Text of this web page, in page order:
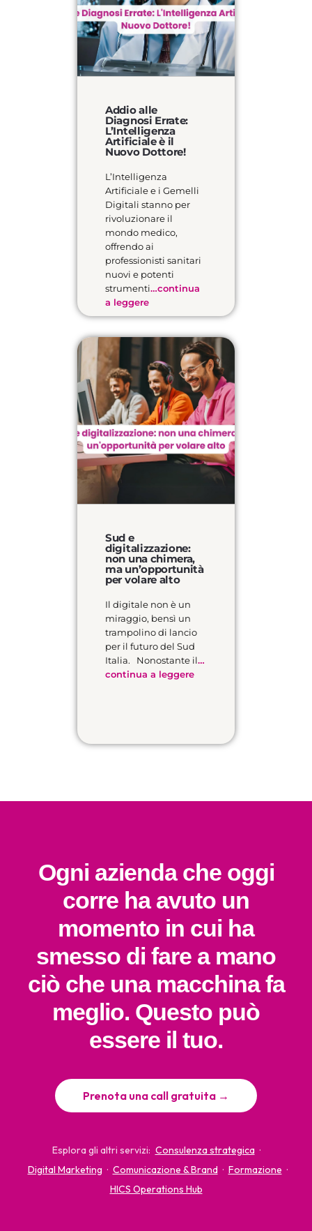
Addio alle
Diagnosi Errate:
L’Intelligenza
Artificiale è il
Nuovo Dottore!
L’Intelligenza
Artificiale e i Gemelli
Digitali stanno per
rivoluzionare il
mondo medico,
offrendo ai
professionisti sanitari
nuovi e potenti
strumenti…continua
a leggere
Sud e
digitalizzazione:
non una chimera,
ma un’opportunità
per volare alto
Il digitale non è un
miraggio, bensì un
trampolino di lancio
per il futuro del Sud
Italia. Nonostante il…
continua a leggere
Ogni azienda che oggi
corre ha avuto un
momento in cui ha
smesso di fare a mano
ciò che una macchina fa
meglio. Questo può
essere il tuo.
Prenota una call gratuita →
Esplora gli altri servizi: Consulenza strategica ·
Digital Marketing · Comunicazione & Brand · Formazione ·
HICS Operations Hub